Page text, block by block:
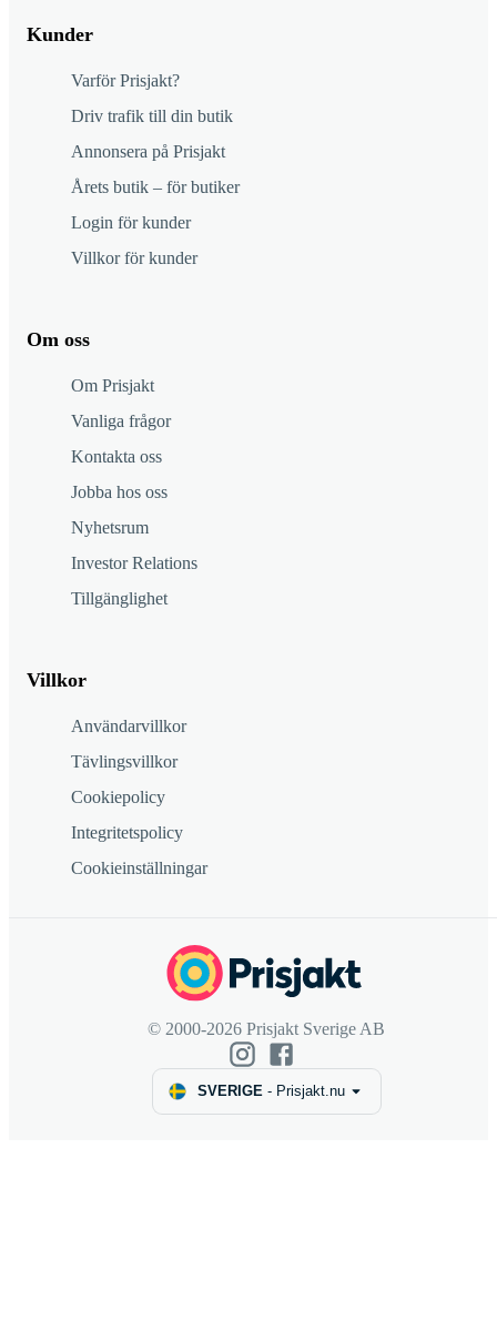
Kunder
Varför Prisjakt?
Driv trafik till din butik
Annonsera på Prisjakt
Årets butik – för butiker
Login för kunder
Villkor för kunder
Om oss
Om Prisjakt
Vanliga frågor
Kontakta oss
Jobba hos oss
Nyhetsrum
Investor Relations
Tillgänglighet
Villkor
Användarvillkor
Tävlingsvillkor
Cookiepolicy
Integritetspolicy
Cookieinställningar
© 2000-2026 Prisjakt Sverige AB
SVERIGE- Prisjakt.nu